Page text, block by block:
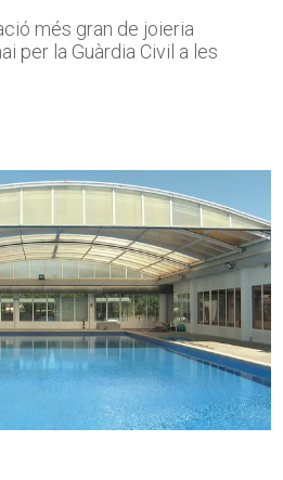
més gran de joieria
per la Guàrdia Civil a les